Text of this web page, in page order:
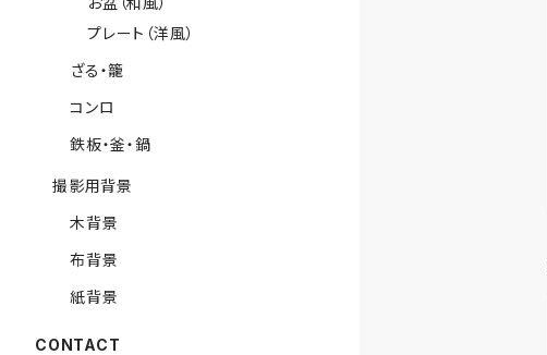
プレート（洋風）
ざる・籠
コンロ
鉄板・釜・鍋
撮影用背景
木背景
布背景
紙背景
CONTACT